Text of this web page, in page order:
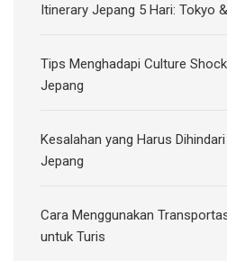
Itinerary Jepang 5 Hari: Tokyo
Tips Menghadapi Culture
Jepang
Kesalahan yang Harus
Jepang
Cara Menggunakan
untuk Turis